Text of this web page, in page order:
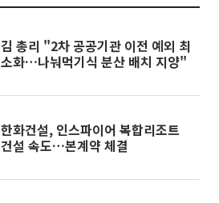
김 총리 "2차 공공기관 이전 예외 최
소화…나눠먹기식 분산 배치 지양"
한화건설, 인스파이어 복합리조트
건설 속도…본계약 체결